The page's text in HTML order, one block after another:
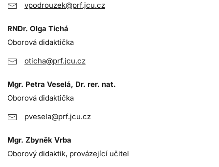
vpodrouzek@prf.jcu.cz
RNDr. Olga Tichá
Oborová didaktička
oticha@prf.jcu.cz
Mgr. Petra Veselá, Dr. rer. nat.
Oborová didaktička
pvesela@prf.jcu.cz
Mgr. Zbyněk Vrba
Oborový didaktik, provázející učitel